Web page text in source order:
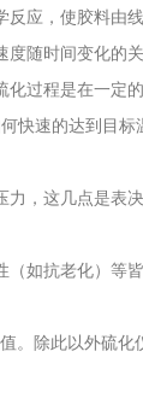
，使胶料由线
随时间变化
过程是在一定
快速的达到目标
这几点是表决
抗老化）等皆
此以外硫化